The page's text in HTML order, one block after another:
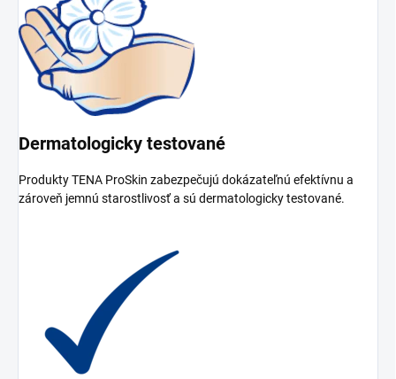
Dermatologicky testované
Produkty TENA ProSkin zabezpečujú dokázateľnú efektívnu a
zároveň jemnú starostlivosť a sú dermatologicky testované.